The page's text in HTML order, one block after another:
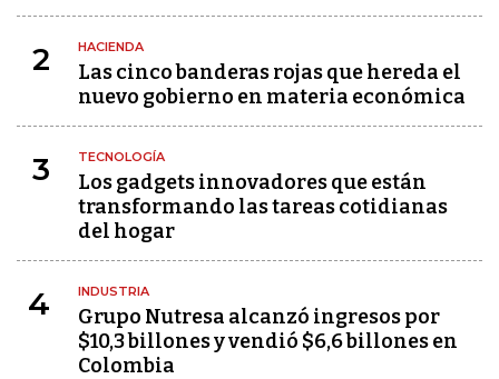
2 HACIENDA
Las cinco banderas rojas que hereda el
nuevo gobierno en materia económica
3 TECNOLOGÍA
Los gadgets innovadores que están
transformando las tareas cotidianas
del hogar
4 INDUSTRIA
Grupo Nutresa alcanzó ingresos por
$10,3 billones y vendió $6,6 billones en
Colombia